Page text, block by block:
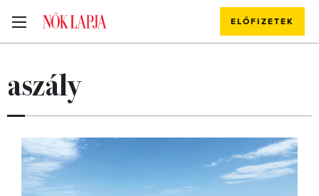
ELŐFIZETEK
aszály